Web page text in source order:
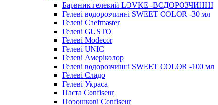
Барвник гелевий LOVKE -ВОДОРОЗЧИННІ
Гелеві водорозчинні SWEET COLOR -30 мл
Гелеві Chefmaster
Гелеві GUSTO
Гелеві Modecor
Гелеві UNIC
Гелеві Амеріколор
Гелеві водорозчинні SWEET COLOR -100 мл
Гелеві Сладо
Гелеві Украса
Паста Confiseur
Порошкові Confiseur